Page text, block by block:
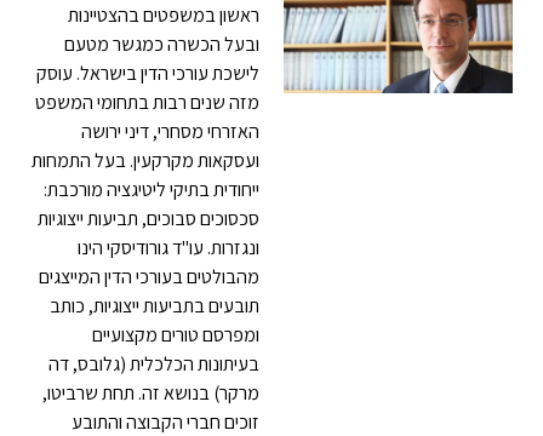
ראשון במשפטים בהצטיינות
ובעל הכשרה כמגשר מטעם
לישכת עורכי הדין בישראל. עוסק
מזה שנים רבות בתחומי המשפט
האזרחי מסחרי, דיני ירושה
ועסקאות מקרקעין. בעל התמחות
ייחודית בתיקי ליטיגציה מורכבת:
סכסוכים סבוכים, תביעות ייצוגיות
ונגזרות. עו"ד גורודיסקי הינו
מהבולטים בעורכי הדין המייצגים
תובעים בתביעות ייצוגיות, כותב
ומפרסם טורים מקצועיים
בעיתונות הכלכלית (גלובס, דה
מרקר) בנושא זה. תחת שרביטו,
זוכים חברי הקבוצה והתובע